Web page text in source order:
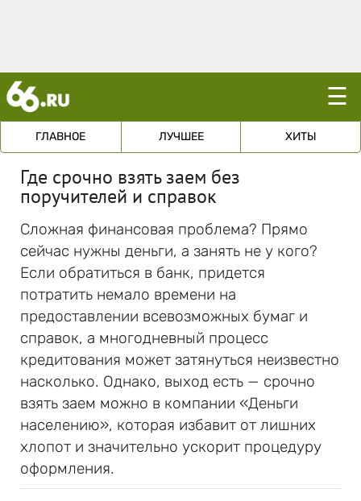
☰
ГЛАВНОЕ ЛУЧШЕЕ ХИТЫ
Где срочно взять заем без
поручителей и справок
Сложная финансовая проблема? Прямо
сейчас нужны деньги, а занять не у кого?
Если обратиться в банк, придется
потратить немало времени на
предоставлении всевозможных бумаг и
справок, а многодневный процесс
кредитования может затянуться неизвестно
насколько. Однако, выход есть — срочно
взять заем можно в компании «Деньги
населению», которая избавит от лишних
хлопот и значительно ускорит процедуру
оформления.